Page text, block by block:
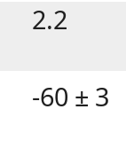
2.2
-60 ± 3